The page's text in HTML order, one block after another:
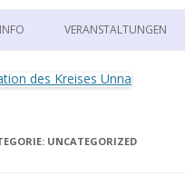
INFO VERANSTALTUNGEN
UNCATEGORIZED